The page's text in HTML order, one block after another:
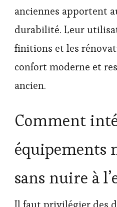
anciennes apportent
durabilité. Leur
finitions et les
confort moderne et
ancien.
Comment
équipements
sans nuire à